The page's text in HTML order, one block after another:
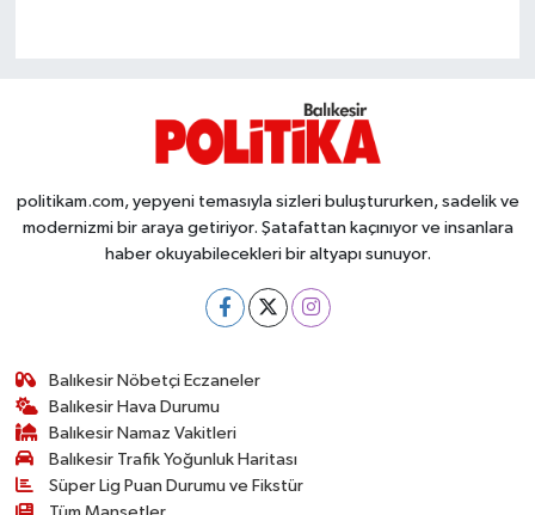
politikam.com, yepyeni temasıyla sizleri buluştururken, sadelik ve
modernizmi bir araya getiriyor. Şatafattan kaçınıyor ve insanlara
haber okuyabilecekleri bir altyapı sunuyor.
Balıkesir Nöbetçi Eczaneler
Balıkesir Hava Durumu
Balıkesir Namaz Vakitleri
Balıkesir Trafik Yoğunluk Haritası
Süper Lig Puan Durumu ve Fikstür
Tüm Manşetler
Savaştepe
SEYAHAT
SPOR
SÜRMANŞET